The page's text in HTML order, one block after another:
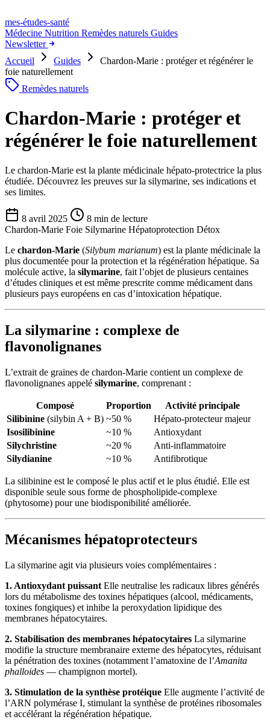
mes-études-santé
Médecine Nutrition Remèdes naturels Guides
Newsletter
Accueil
Guides
Chardon-Marie : protéger et régénérer le
foie naturellement
Remèdes naturels
Chardon-Marie : protéger et
régénérer le foie naturellement
Le chardon-Marie est la plante médicinale hépato-protectrice la plus
étudiée. Découvrez les preuves sur la silymarine, ses indications et
ses limites.
8 avril 2025
8 min de lecture
Chardon-Marie Foie Silymarine Hépatoprotection Détox
Le chardon-Marie (Silybum marianum) est la plante médicinale la
plus documentée pour la protection et la régénération hépatique. Sa
molécule active, la silymarine, fait l’objet de plusieurs centaines
d’études cliniques et est même prescrite comme médicament dans
plusieurs pays européens en cas d’intoxication hépatique.
La silymarine : complexe de
flavonolignanes
L’extrait de graines de chardon-Marie contient un complexe de
flavonolignanes appelé silymarine, comprenant :
Composé Proportion
Activité principale
Silibinine (silybin A + B) ~50 %
Hépato-protecteur majeur
Isosilibinine
~10 %
Antioxydant
Silychristine
~20 %
Anti-inflammatoire
Silydianine
~10 % Antifibrotique
La silibinine est le composé le plus actif et le plus étudié. Elle est
disponible seule sous forme de phospholipide-complexe
(phytosome) pour une biodisponibilité améliorée.
Mécanismes hépatoprotecteurs
La silymarine agit via plusieurs voies complémentaires :
1. Antioxydant puissant Elle neutralise les radicaux libres générés
lors du métabolisme des toxines hépatiques (alcool, médicaments,
toxines fongiques) et inhibe la peroxydation lipidique des
membranes hépatocytaires.
2. Stabilisation des membranes hépatocytaires La silymarine
modifie la structure membranaire externe des hépatocytes, réduisant
la pénétration des toxines (notamment l’amatoxine de l’Amanita
phalloides — champignon mortel).
3. Stimulation de la synthèse protéique Elle augmente l’activité de
l’ARN polymérase I, stimulant la synthèse de protéines ribosomales
et accélérant la régénération hépatique.